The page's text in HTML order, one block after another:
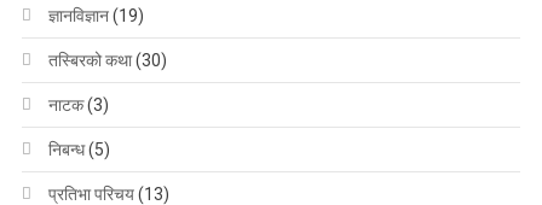
ज्ञानविज्ञान(19)
तस्बिरको कथा(30)
नाटक(3)
निबन्ध(5)
प्रतिभा परिचय(13)